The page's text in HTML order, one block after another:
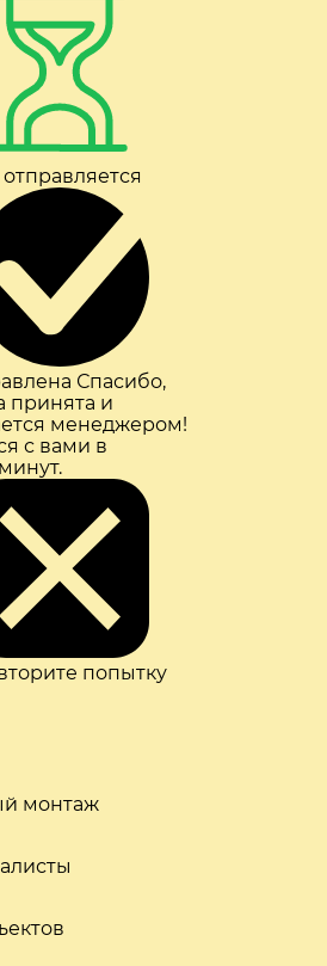
Спасибо,
принята и
менеджером!
с вами в
попытку
монтаж